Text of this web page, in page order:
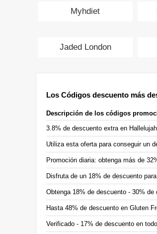
Myhdiet
Jaded London
Los Códigos descuento más
Descripción de los códigos
3.8% de descuento extra en
Utiliza esta oferta para conseguir un
Promoción diaria: obtenga más de
Disfruta de un 18% de descuento
Obtenga 18% de descuento - 30%
Hasta 48% de descuento en Gluten
Verificado - 17% de descuento en